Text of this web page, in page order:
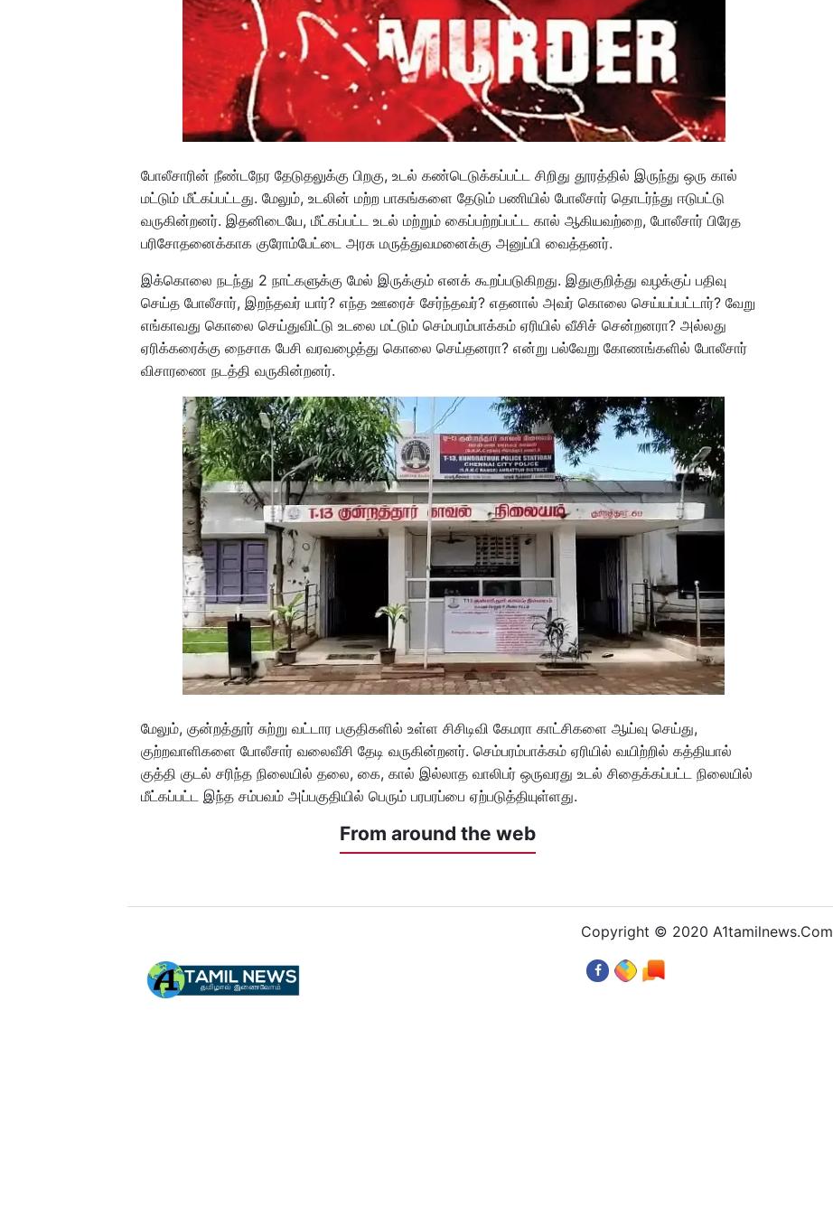
போலீசாரின் நீண்டநேர தேடுதலுக்கு பிறகு, உடல் கண்டெடுக்கப்பட்ட சிறிது தூரத்தில் இருந்து ஒரு கால்
மட்டும் மீட்கப்பட்டது. மேலும், உடலின் மற்ற பாகங்களை தேடும் பணியில் போலீசார் தொடர்ந்து ஈடுபட்டு
வருகின்றனர். இதனிடையே, மீட்கப்பட்ட உடல் மற்றும் கைப்பற்றப்பட்ட கால் ஆகியவற்றை, போலீசார் பிரேத
பரிசோதனைக்காக குரோம்பேட்டை அரசு மருத்துவமனைக்கு அனுப்பி வைத்தனர்.
இக்கொலை நடந்து 2 நாட்களுக்கு மேல் இருக்கும் எனக் கூறப்படுகிறது. இதுகுறித்து வழக்குப் பதிவு
செய்த போலீசார், இறந்தவர் யார்? எந்த ஊரைச் சேர்ந்தவர்? எதனால் அவர் கொலை செய்யப்பட்டார்? வேறு
எங்காவது கொலை செய்துவிட்டு உடலை மட்டும் செம்பரம்பாக்கம் ஏரியில் வீசிச் சென்றனரா? அல்லது
ஏரிக்கரைக்கு நைசாக பேசி வரவழைத்து கொலை செய்தனரா? என்று பல்வேறு கோணங்களில் போலீசார்
விசாரணை நடத்தி வருகின்றனர்.
மேலும், குன்றத்தூர் சுற்று வட்டார பகுதிகளில் உள்ள சிசிடிவி கேமரா காட்சிகளை ஆய்வு செய்து,
குற்றவாளிகளை போலீசார் வலைவீசி தேடி வருகின்றனர். செம்பரம்பாக்கம் ஏரியில் வயிற்றில் கத்தியால்
குத்தி குடல் சரிந்த நிலையில் தலை, கை, கால் இல்லாத வாலிபர் ஒருவரது உடல் சிதைக்கப்பட்ட நிலையில்
மீட்கப்பட்ட இந்த சம்பவம் அப்பகுதியில் பெரும் பரபரப்பை ஏற்படுத்தியுள்ளது.
From around the web
Copyright © 2020 A1tamilnews.Com